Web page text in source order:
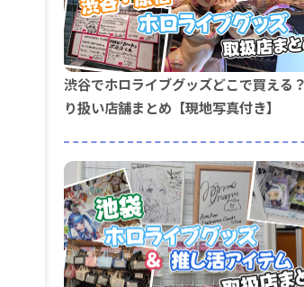
渋谷でホロライブグッズどこで買える
り扱い店舗まとめ【現地写真付き】